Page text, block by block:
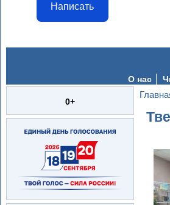
Написать
О нас
0+ Вы